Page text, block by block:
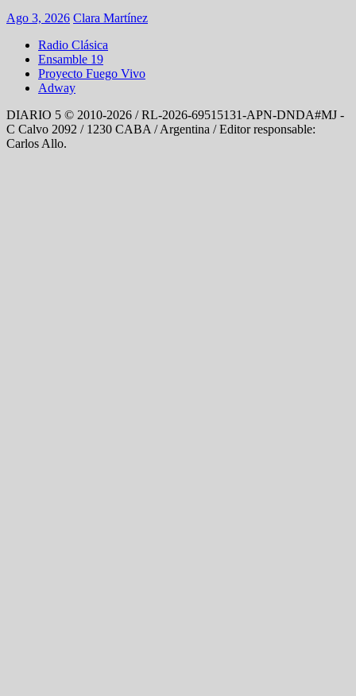
Ago 3, 2026 Clara Martínez
Radio Clásica
Ensamble 19
Proyecto Fuego Vivo
Adway
DIARIO 5 © 2010-2026 / RL-2026-69515131-APN-DNDA#MJ -
C Calvo 2092 / 1230 CABA / Argentina / Editor responsable:
Carlos Allo.